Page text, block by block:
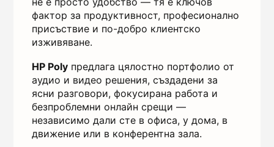
фактор за продуктивност, професионално
присъствие и по-добро клиентско
изживяване.
HP Poly предлага цялостно портфолио от
аудио и видео решения, създадени за
ясни разговори, фокусирана работа и
безпроблемни онлайн срещи —
независимо дали сте в офиса, у дома, в
движение или в конферентна зала.